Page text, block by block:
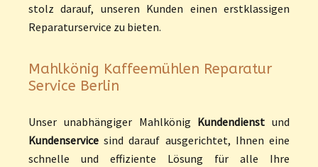
stolz darauf, unseren Kunden einen erstklassigen
Reparaturservice zu bieten.
Mahlkönig Kaffeemühlen Reparatur
Service Berlin
Unser unabhängiger Mahlkönig Kundendienst und
Kundenservice sind darauf ausgerichtet, Ihnen eine
schnelle und effiziente Lösung für alle Ihre